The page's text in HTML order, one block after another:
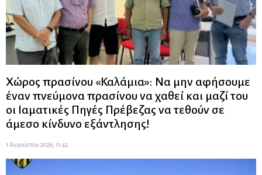
Χώρος πρασίνου «Καλάμια»: Να μην αφήσουμε
έναν πνεύμονα πρασίνου να χαθεί και μαζί του
οι Ιαματικές Πηγές Πρέβεζας να τεθούν σε
άμεσο κίνδυνο εξάντλησης!
1 Αυγούστου 2026, 11:42